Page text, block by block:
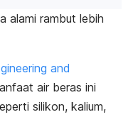
alami rambut lebih
and
air beras ini
silikon, kalium,